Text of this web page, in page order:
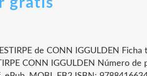
de CONN IGGULDEN Ficha
CONN IGGULDEN Número de